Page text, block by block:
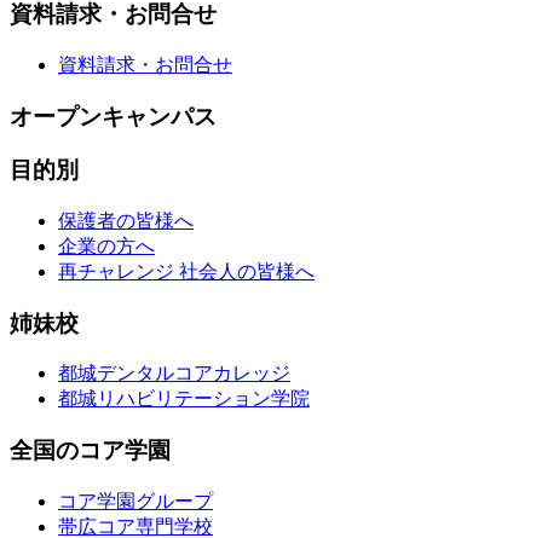
資料請求・お問合せ
資料請求・お問合せ
オープンキャンパス
目的別
保護者の皆様へ
企業の方へ
再チャレンジ 社会人の皆様へ
姉妹校
都城デンタルコアカレッジ
都城リハビリテーション学院
全国のコア学園
コア学園グループ
帯広コア専門学校